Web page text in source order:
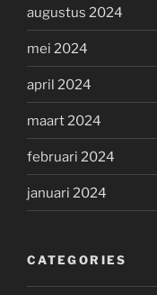
augustus 2024
mei 2024
april 2024
maart 2024
februari 2024
januari 2024
CATEGORIES